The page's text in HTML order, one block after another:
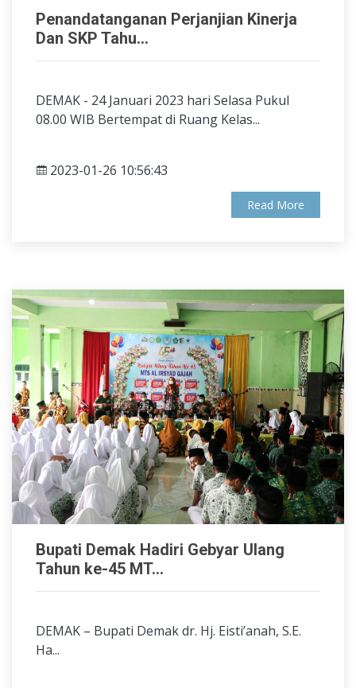
Penandatanganan Perjanjian Kinerja
Dan SKP Tahu...
DEMAK - 24 Januari 2023 hari Selasa Pukul
08.00 WIB Bertempat di Ruang Kelas...
2023-01-26 10:56:43
Read More
Bupati Demak Hadiri Gebyar Ulang
Tahun ke-45 MT...
DEMAK – Bupati Demak dr. Hj. Eisti’anah, S.E.
Ha...